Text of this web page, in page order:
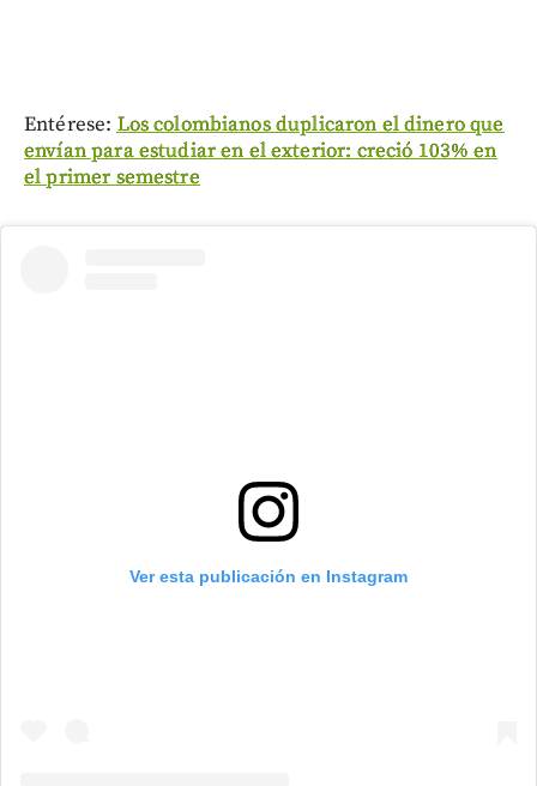
Entérese: Los colombianos duplicaron el dinero que
envían para estudiar en el exterior: creció 103% en
el primer semestre
Ver esta publicación en Instagram